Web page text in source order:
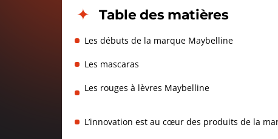
Table des matières
Les débuts de la marque Maybelline
Les mascaras
Les rouges à lèvres Maybelline
L’innovation est au cœur des produits de la